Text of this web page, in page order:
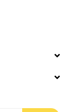
sau khi
làm
dịch vụ
màu đã bám